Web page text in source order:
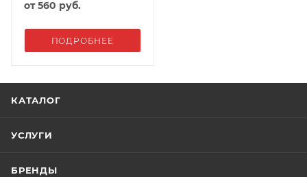
от560 руб.
ПОДРОБНЕЕ
КАТАЛОГ
УСЛУГИ
БРЕНДЫ